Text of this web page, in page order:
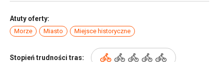
Atuty oferty:
Morze Miasto Miejsce historyczne
Stopień trudności tras: